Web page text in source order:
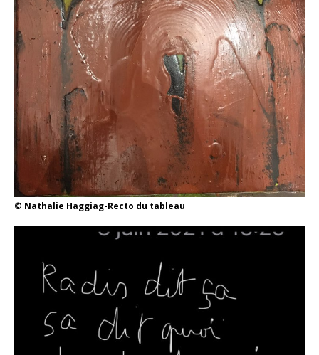
© Nathalie Haggiag-Recto du tableau